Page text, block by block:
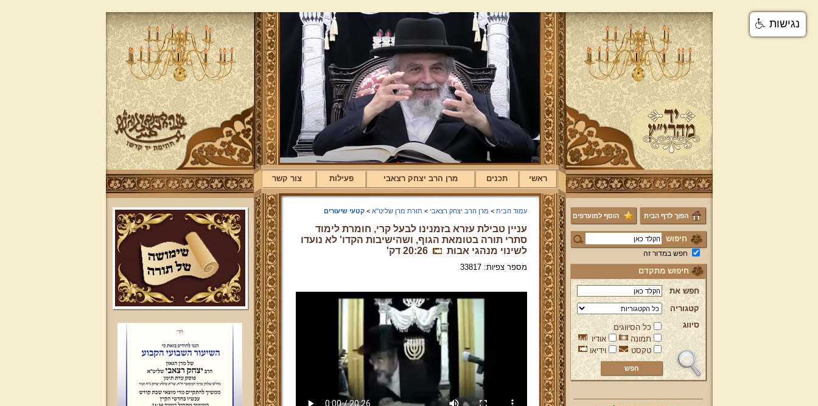
ראשי תכנים מרן הרב יצחק רצאבי פעילות צור קשר
הפוך לדף הבית הוסף למועדפים
חיפוש
חפש במדור זה
חיפוש מתקדם
חפש את
קטגוריה
סיווג
כל הסיווגים
תמונה
אודיו
טקסט
וידיאו
עמוד הבית > מרן הרב יצחק רצאבי > תורת מרן שליט"א >קטעי שיעורים
עניין טבילת עזרא בזמנינו לבעל קרי, חומרת לימוד
סתרי תורה בטומאת הגוף, ושהישיבות הקדו' לא נועדו
לשינוי מנהגי אבות
20:26 דק'
מספר צפיות: 33817
נגישות